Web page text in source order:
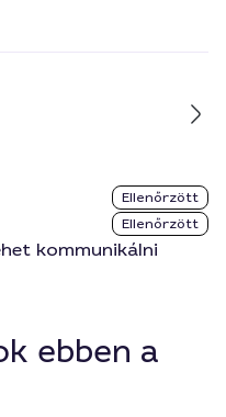
Ellenőrzött
Ellenőrzött
kommunikálni
ebben a